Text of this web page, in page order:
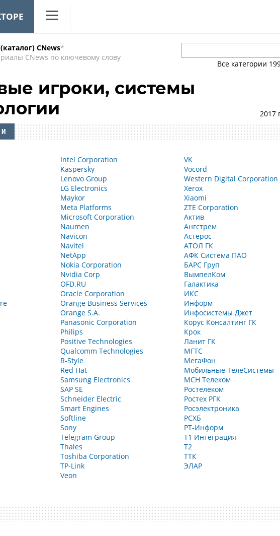
Аналитика
Маркет
Техника
ТВ
CNews*
CNews по ключевому слову
Все категории
игроки, системы
2017
Intel Corporation
Kaspersky
Lenovo Group
LG Electronics
Maykor
Meta Platforms
Microsoft Corporation
Naumen
Navicon
Navitel
NetApp
Nokia Corporation
Nvidia Corp
OFD.RU
Oracle Corporation
Orange Business Services
Orange S.A.
Panasonic Corporation
Philips
Positive Technologies
Qualcomm Technologies
R-Style
Red Hat
Samsung Electronics
SAP SE
Schneider Electric
Smart Engines
Softline
Sony
Telegram Group
Thales
Toshiba Corporation
TP-Link
Veon
VK
Vocord
Western Digital Corporation
Xerox
Xiaomi
ZTE Corporation
Актив
Ангстрем
Астерос
АТОЛ ГК
АФК Система ПАО
БАРС Груп
ВымпелКом
Галактика
ИКС
Информ
Инфосистемы Джет
Корус Консалтинг ГК
Крок
Ланит ГК
МГТС
МегаФон
Мобильные ТелеСистемы
МСН Телеком
Ростелеком
Ростех РГК
Росэлектроника
РСХБ
РТ-Информ
Т1 Интеграция
Т2
ТТК
ЭЛАР
CNEWS TV
CNews баттл. Вечный спор ИБ vs ИТ: